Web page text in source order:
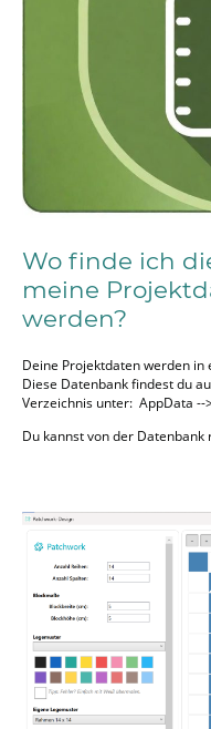
Wo finde ich
meine
werden?
Deine Projektdaten werden
Diese Datenbank findest du
Verzeichnis unter: AppData --
Du kannst von der